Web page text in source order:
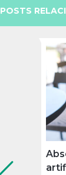
POSTS